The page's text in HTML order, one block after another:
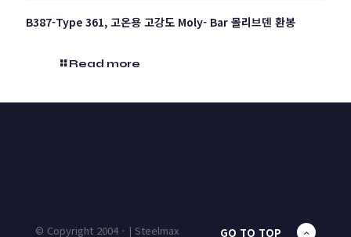
B387-Type 361, 고온용 고강도 Moly- Bar 몰리브덴 환봉
Read more
© Copyright 2004 - | Steelmax GO TO TOP